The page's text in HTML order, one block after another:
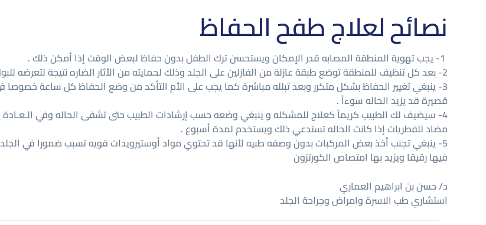
نصائح لعلاج طفح الحفاظ
2- بعد كل تنظيف للمنطقة توضع طبقة عازلة من الفازلين على الجلد وذلك لحمايته من الأثار الضاره نتيجة لتعرضه للبول والبراز.
3- ينبغي تغيير الحفاظ بشكل متكرر وبعد تبلله مباشرة كما يجب على الأم التأكد من وضع الحفاظ كل ساعة خصوصا
قصيرة قد يزيد الحاله سوءاً .
4- سيضيف لك الطبيب كريماً كعلاج للمشكله و ينبغي وضعه حسب إرشادات الطبيب حتى تشفى الحاله وفي
مضاد للفطريات إذا كانت الحاله تستدعي ذلك ويستخدم لمدة أسبوع .
5- ينبغي تجنب أخذ بعض المركبات بدون وصفه طبيه لأنها قد تحتوي مواد أوستيرويدات قويه تسبب ضمورا في
فيها رقيقا ويزيد بها امتصاص الكورتزون
د/ حسن بن ابراهيم العماري
استشاري طب الاسرة وامراض وجراحة الجلد